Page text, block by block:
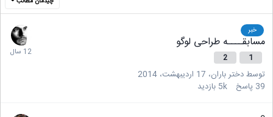
خبر
مسابقــــه طراحی لوگو
1
2
توسطدختر باران، 17 اردیبهشت، 2014
39 پاسخ 5k بازدید